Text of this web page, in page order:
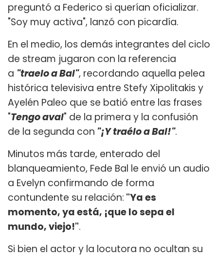
preguntó a Federico si querían oficializar.
"Soy muy activa", lanzó con picardía.
En el medio, los demás integrantes del ciclo
de stream jugaron con la referencia
a "traelo a Bal", recordando aquella pelea
histórica televisiva entre Stefy Xipolitakis y
Ayelén Paleo que se batió entre las frases
"Tengo aval" de la primera y la confusión
de la segunda con "¡Y traélo a Bal!".
Minutos más tarde, enterado del
blanqueamiento, Fede Bal le envió un audio
a Evelyn confirmando de forma
contundente su relación: "Ya es
momento, ya está, ¡que lo sepa el
mundo, viejo!".
Si bien el actor y la locutora no ocultan su